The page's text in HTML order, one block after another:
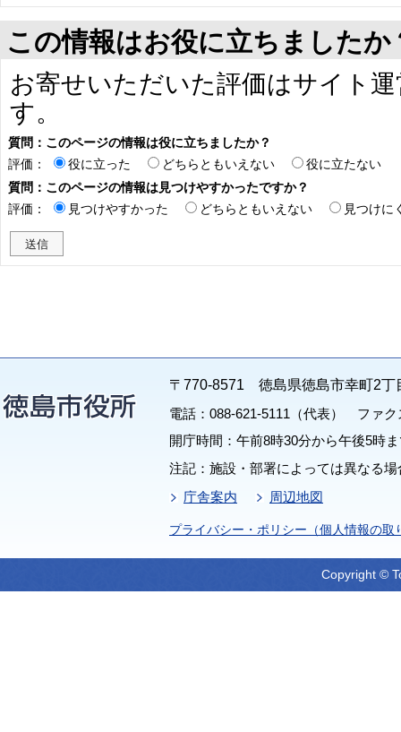
この情報はお役に立ちましたか
お寄せいただいた評価はサイト
す。
質問：このページの情報は役に立ちましたか？
評価：
役に立った どちらともいえない
役に立たない
質問：このページの情報は見つけやすかったですか？
評価：
見つけやすかった どちらともいえない 見つけに
〒770-8571 徳島県徳島市幸町2丁
電話：088-621-5111（代表） ファク
開庁時間：午前8時30分から午後5時
注記：施設・部署によっては異なる
庁舎案内
周辺地図
プライバシー・ポリシー（個人情報の取
Copyright ©